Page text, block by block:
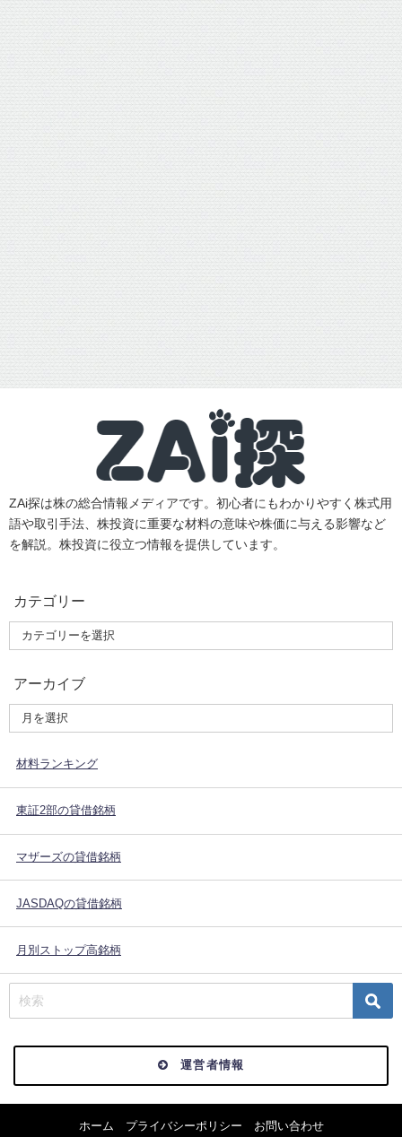
ZAi探は株の総合情報メディアです。初心者にもわかりやすく株式用
語や取引手法、株投資に重要な材料の意味や株価に与える影響など
を解説。株投資に役立つ情報を提供しています。
カテゴリー
アーカイブ
材料ランキング
東証2部の貸借銘柄
マザーズの貸借銘柄
JASDAQの貸借銘柄
月別ストップ高銘柄
運営者情報
ホーム プライバシーポリシー お問い合わせ